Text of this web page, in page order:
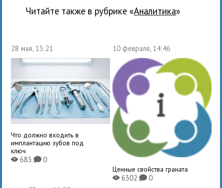
Читайте также в рубрике « Аналитика»
28 мая, 13:21
Что должно входить в
имплантацию зубов под
ключ
X683K0
10 февраля, 14:46
Ценные свойства граната
X6302 K0